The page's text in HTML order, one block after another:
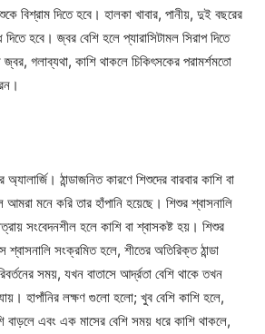
বিশ্রাম দিতে হবে। হালকা খাবার, পানীয়, দুই বছরের
হবে। জ্বর বেশি হলে প্যারাসিটামল সিরাপ দিতে
জ্বর, গলাব্যথা, কাশি থাকলে চিকিৎসকের পরামর্শমতো
ঠান্ডাজনিত কারণে শিশুদের বারবার কাশি বা
আমরা মনে করি তার হাঁপানি হয়েছে। শিশুর শ্বাসনালি
সংবেদনশীল হলে কাশি বা শ্বাসকষ্ট হয়। শিশুর
শ্বাসনালি সংক্রমিত হলে, শীতের অতিরিক্ত ঠান্ডা
সময়, যখন বাতাসে আর্দ্রতা বেশি থাকে তখন
হাপাঁনির লক্ষণ গুলো হলো; খুব বেশি কাশি হলে,
বাড়লে এবং এক মাসের বেশি সময় ধরে কাশি থাকলে,